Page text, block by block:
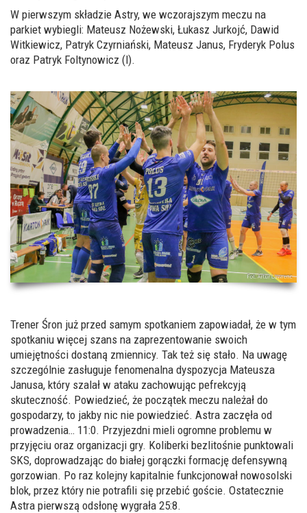
W pierwszym składzie Astry, we wczorajszym meczu na
parkiet wybiegli: Mateusz Nożewski, Łukasz Jurkojć, Dawid
Witkiewicz, Patryk Czyrniański, Mateusz Janus, Fryderyk Polus
oraz Patryk Foltynowicz (l).
Trener Śron już przed samym spotkaniem zapowiadał, że w tym
spotkaniu więcej szans na zaprezentowanie swoich
umiejętności dostaną zmiennicy. Tak też się stało. Na uwagę
szczególnie zasługuje fenomenalna dyspozycja Mateusza
Janusa, który szalał w ataku zachowując pefrekcyją
skuteczność. Powiedzieć, że początek meczu należał do
gospodarzy, to jakby nic nie powiedzieć. Astra zaczęła od
prowadzenia… 11:0. Przyjezdni mieli ogromne problemu w
przyjęciu oraz organizacji gry. Koliberki bezlitośnie punktowali
SKS, doprowadzając do białej gorączki formację defensywną
gorzowian. Po raz kolejny kapitalnie funkcjonował nowosolski
blok, przez który nie potrafili się przebić goście. Ostatecznie
Astra pierwszą odsłonę wygrała 25:8.